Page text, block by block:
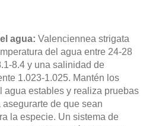
agua: Valenciennea strigata
del agua entre 24-28
8.4 y una salinidad de
1.023-1.025. Mantén los
agua estables y realiza pruebas
asegurarte de que sean
la especie. Un sistema de